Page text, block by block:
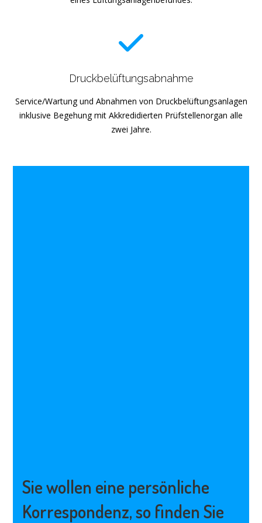
Druckbelüftungsabnahme
Service/Wartung und Abnahmen von Druckbelüftungsanlagen
inklusive Begehung mit Akkredidierten Prüfstellenorgan alle
zwei Jahre.
Sie wollen eine persönliche
Korrespondenz, so finden Sie